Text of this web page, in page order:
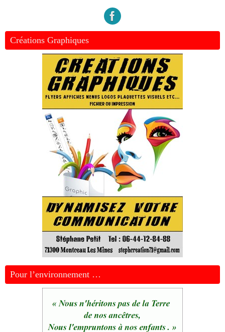
Créations Graphiques
Pour l’environnement …